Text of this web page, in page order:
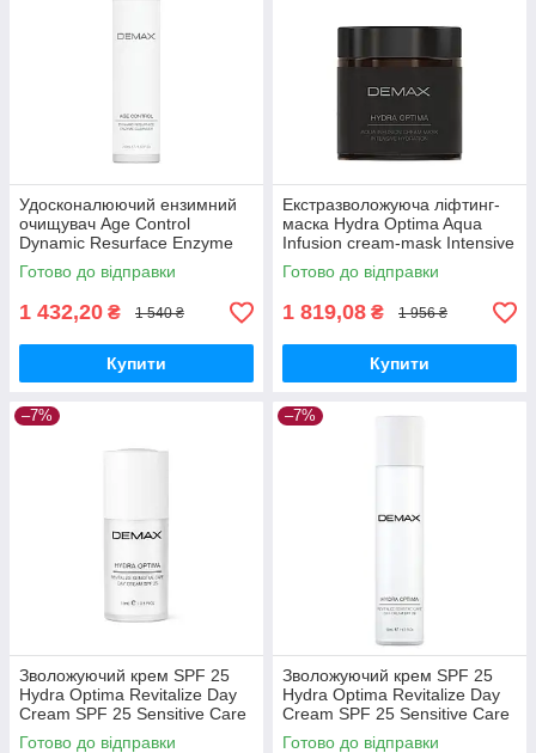
Удосконалюючий ензимний
очищувач Age Control
Dynamic Resurface Enzyme
Cleanser Demax 250 мл
Готово до відправки
1 432,20 ₴ 1 540 ₴
Купити
Екстразволожуюча ліфтинг-
маска Hydra Optima Aqua
Infusion cream-mask Intensive
Hydration, Demax 100 мл
Готово до відправки
1 819,08 ₴ 1 956 ₴
Купити
–7%
Зволожуючий крем SPF 25
Hydra Optima Revitalize Day
Cream SPF 25 Sensitive Care
Demax 15 мл
Готово до відправки
–7%
Зволожуючий крем SPF 25
Hydra Optima Revitalize Day
Cream SPF 25 Sensitive Care
Demax 50 мл
Готово до відправки